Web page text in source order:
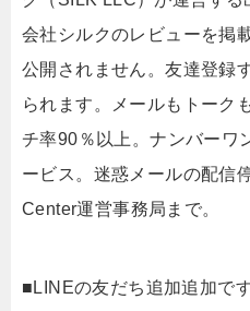
会社シルクのレビューを掲
公開されません。友達登録
られます。メールもトーク
チ率90％以上。ナンバーワ
ービス。迷惑メールの配信
Center運営事務局まで。
■LINEの友だち追加追加で